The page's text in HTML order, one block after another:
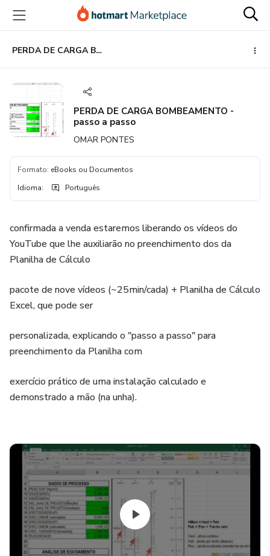
para
conteúdo
principal
para
pagamento
para
rodapé
PERDA DE CARGA BOMBEAMENTO - passo a passo
PERDA DE CARGA BOMBEAMENTO -
passo a passo
OMAR PONTES
Formato: eBooks ou Documentos
Idioma: Português
confirmada a venda estaremos liberando os vídeos do
YouTube que lhe auxiliarão no preenchimento dos da
Planilha de Cálculo
pacote de nove vídeos (~25min/cada) + Planilha de Cálculo
Excel, que pode ser
personalizada, explicando o "passo a passo" para
preenchimento da Planilha com
exercício prático de uma instalação calculado e
demonstrado a mão (na unha).